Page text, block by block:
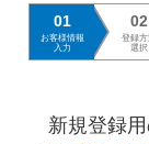
01
お客様情報
入力
02
登録方
選択
新規登録